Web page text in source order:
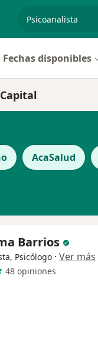
especialidad,
Fechas disponibles
AcaSalud
Barrios
Psicólogo · Ver más
48 opiniones